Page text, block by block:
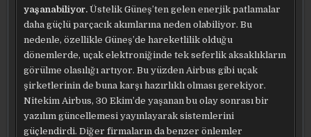
yaşanabiliyor. Üstelik Güneş’ten gelen enerjik patlamalar
daha güçlü parçacık akımlarına neden olabiliyor. Bu
nedenle, özellikle Güneş’de hareketlilik olduğu
dönemlerde, uçak elektroniğinde tek seferlik aksaklıkların
görülme olasılığı artıyor. Bu yüzden Airbus gibi uçak
şirketlerinin de buna karşı hazırlıklı olması gerekiyor.
Nitekim Airbus, 30 Ekim’de yaşanan bu olay sonrası bir
yazılım güncellemesi yayınlayarak sistemlerini
güçlendirdi. Diğer firmaların da benzer önlemler